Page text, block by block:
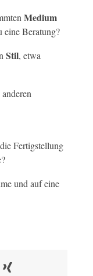
Medium
eine Beratung?
Stil, etwa
Fertigstellung
und auf eine